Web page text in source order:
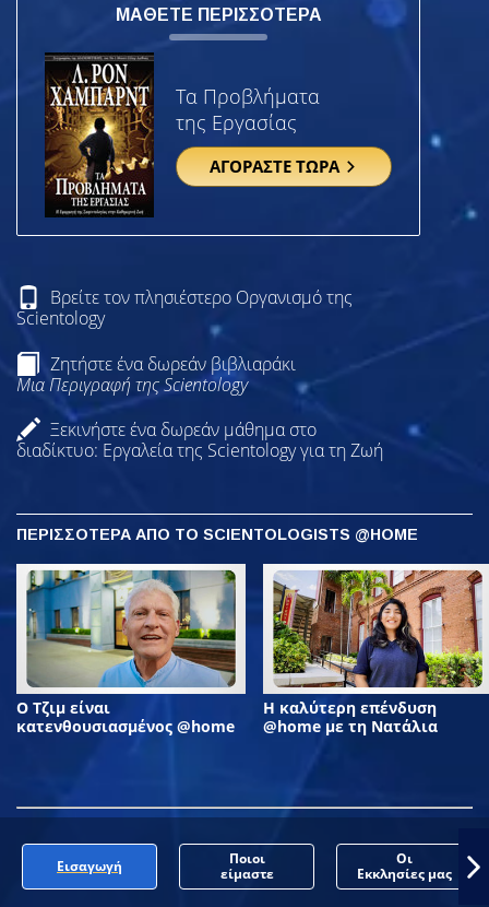
ΜΑΘΕΤΕ ΠΕΡΙΣΣΟΤΕΡΑ
Τα Προβλήματα
της Εργασίας
ΑΓΟΡΑΣΤΕ ΤΩΡΑ
Βρείτε τον πλησιέστερο Οργανισμό της
Scientology
Ζητήστε ένα δωρεάν βιβλιαράκι
Μια Περιγραφή της Scientology
Ξεκινήστε ένα δωρεάν μάθημα στο
διαδίκτυο: Εργαλεία της Scientology για τη Ζωή
ΠΕΡΙΣΣΟΤΕΡΑ ΑΠΟ ΤΟ SCIENTOLOGISTS @HOME
Ο Τζιμ είναι
κατενθουσιασμένος @home
Η καλύτερη επένδυση
@home με τη Νατάλια
Εισαγωγή
Ποιοι
είμαστε
Οι
Εκκλησίες μας